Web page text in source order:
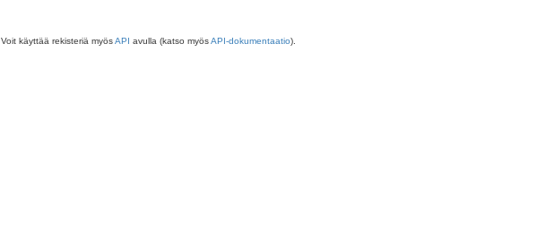
Voit käyttää rekisteriä myösAPI avulla (katso myösAPI-dokumentaatio).